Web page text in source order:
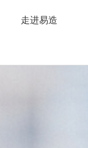
走进易造